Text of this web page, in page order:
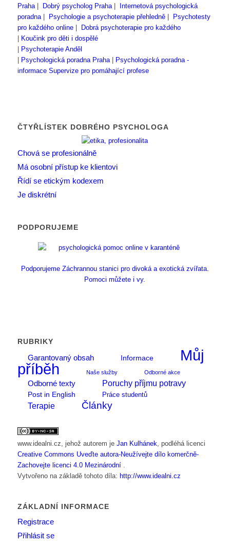
Praha| Dobrý psycholog Praha|
Internetová psychologická
poradna| Psychologie a psychoterapie přehledně|
Psychotesty
pro každého online|
Dobrá psychoterapie pro každého
Koučink pro děti i dospělé
Psychoterapie Anděl
Psychologická poradna Praha|
Psychologická poradna -
informace Supervize pro pomáhající profese
ČTYŘLÍSTEK DOBRÉHO PSYCHOLOGA
Chová se profesionálně
Má osobní přístup ke klientovi
Řídí se etickým kodexem
Je diskrétní
PODPORUJEME
Podporujeme Záchrannou stanici pro divoká a exotická zvířata.
Pomoci můžete i vy.
RUBRIKY
Garantovaný obsah
Informace
Můj
příběh
Naše služby Odborné akce
Odborné texty Poruchy příjmu potravy
Post in English Práce studentů
Terapie Články
www.idealni.cz , jehož autorem je Jan Kulhánek , podléhá licenci
Creative Commons Uveďte autora-Neužívejte dílo komerčně-
Zachovejte licenci 4.0 Mezinárodní
Vytvořeno na základě tohoto díla: http://www.idealni.cz
ZÁKLADNÍ INFORMACE
Registrace
Přihlásit se